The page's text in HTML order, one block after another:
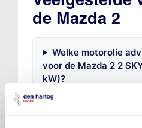
de Mazda 2
Welke motorolie
voor de Mazda 2 2
kW)?